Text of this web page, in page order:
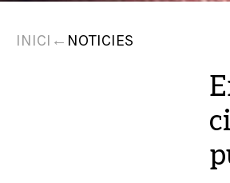
INICI ← NOTICIES